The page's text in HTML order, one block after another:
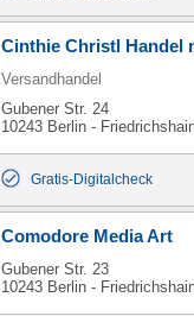
Cinthie Christl Handel
Versandhandel
Gubener Str. 24
10243 Berlin -
Gratis-Digitalcheck
Comodore Media Art
Gubener Str. 23
10243 Berlin -